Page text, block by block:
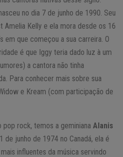
no dia 7 de junho de 1990. Seu
Amelia Kelly e ela mora desde os 16
em que começou a sua carreira. O
é que Iggy teria dado luz à um
a cantora não tinha
Para conhecer mais sobre sua
e Kream (com participação de
pop rock, temos a geminiana Alanis
de junho de 1974 no Canadá, ela é
influentes da música servindo